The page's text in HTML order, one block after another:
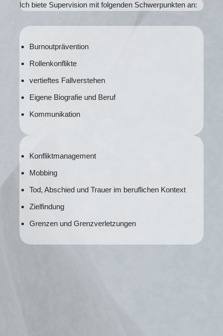
Ich biete Supervision mit folgenden Schwerpunkten an:
Burnoutprävention
Rollenkonflikte
vertieftes Fallverstehen
Eigene Biografie und Beruf
Kommunikation
Konfliktmanagement
Mobbing
Tod, Abschied und Trauer im beruflichen Kontext
Zielfindung
Grenzen und Grenzverletzungen